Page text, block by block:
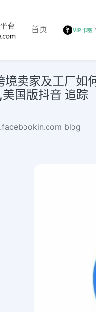
首页
境卖家及工厂如
国版抖音 追踪
blog